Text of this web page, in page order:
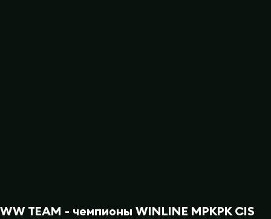
WW TEAM - чемпионы WINLINE MPKPK CIS